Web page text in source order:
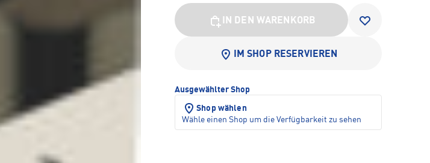
IN DEN WARENKORB
IM SHOP RESERVIEREN
Ausgewählter Shop
Shop wählen
Wähle einen Shop um die Verfügbarkeit zu sehen